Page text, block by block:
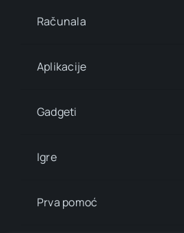
Računala
Aplikacije
Gadgeti
Igre
Prva pomoć